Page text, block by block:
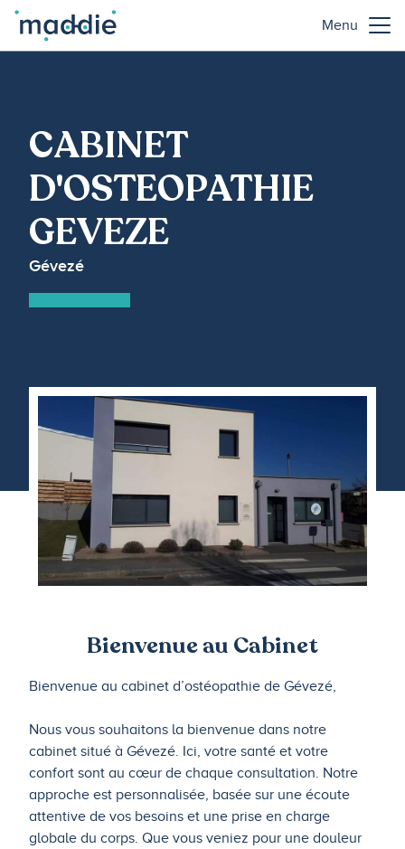
Menu
CABINET
D'OSTEOPATHIE
GEVEZE
Gévezé
Bienvenue au Cabinet
Bienvenue au cabinet d’ostéopathie de Gévezé,
Nous vous souhaitons la bienvenue dans notre
cabinet situé à Gévezé. Ici, votre santé et votre
confort sont au cœur de chaque consultation. Notre
approche est personnalisée, basée sur une écoute
attentive de vos besoins et une prise en charge
globale du corps. Que vous veniez pour une douleur